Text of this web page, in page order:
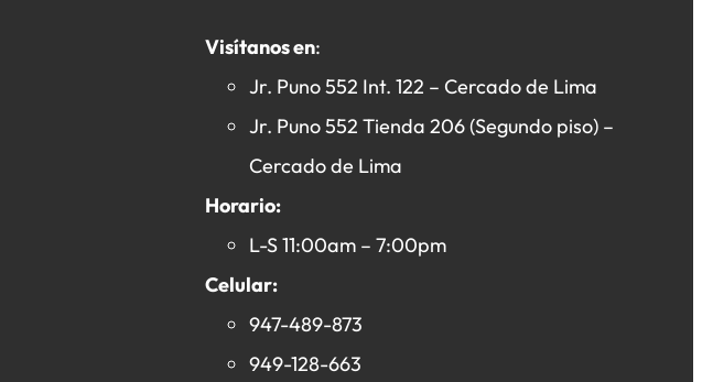
Visítanos en:
Jr. Puno 552 Int. 122 – Cercado de Lima
Jr. Puno 552 Tienda 206 (Segundo piso) –
Cercado de Lima
Horario:
L-S 11:00am – 7:00pm
Celular:
947-489-873
949-128-663